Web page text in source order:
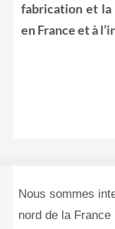
fabrication et
en France et à
Nous sommes
nord de la